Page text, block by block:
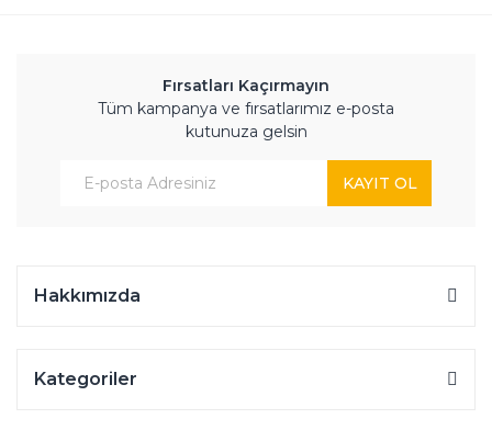
Fırsatları Kaçırmayın
Tüm kampanya ve fırsatlarımız e-posta
kutunuza gelsin
KAYIT OL
Hakkımızda
Kategoriler